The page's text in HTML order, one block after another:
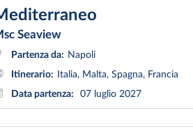
Seaview
Partenza da: Napoli
Itinerario:
Italia, Malta, Spagna, Francia
Data partenza:
07 luglio 2027